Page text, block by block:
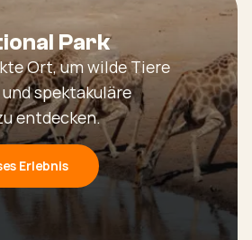
Park
Ort, um wilde Tiere
spektakuläre
entdecken.
Erlebnis